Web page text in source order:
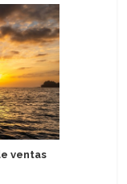
ventas